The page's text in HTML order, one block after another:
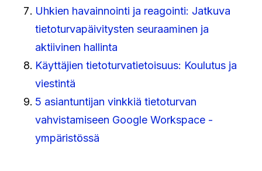
Uhkien havainnointi ja reagointi: Jatkuva
tietoturvapäivitysten seuraaminen ja
aktiivinen hallinta
Käyttäjien tietoturvatietoisuus: Koulutus ja
viestintä
5 asiantuntijan vinkkiä tietoturvan
vahvistamiseen Google Workspace -
ympäristössä